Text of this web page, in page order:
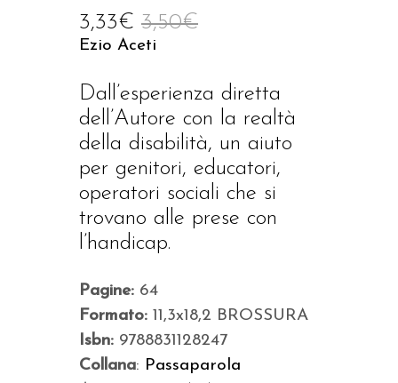
3,50€
3,33€
Ezio Aceti
Dall’esperienza diretta
dell’Autore con la realtà
della disabilità, un aiuto
per genitori, educatori,
operatori sociali che si
trovano alle prese con
l’handicap.
Pagine: 64
Formato: 11,3x18,2 BROSSURA
Isbn: 9788831128247
Collana: Passaparola